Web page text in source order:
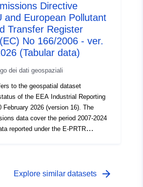
PRTR) Regulation (EC) No
Implementing Decision
brings together data formerly
under E-PRTR Regulation Art.7 and
reporting requirements
also included.
Directive
and European Pollutant
Transfer Register
No 166/2006 - ver.
(Tabular data)
dei dati geospaziali
to the geospatial dataset
of the EEA Industrial Reporting
February 2026 (version 16). The
data cover the period 2007-2024
reported under the E-PRTR
Implementing Decision
Explore similar datasets arrow_forward